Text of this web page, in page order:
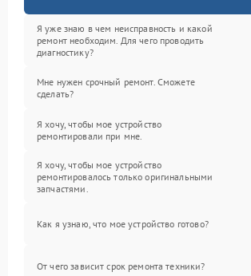
Я уже знаю в чем неисправность и какой
ремонт необходим. Для чего проводить
диагностику?
Мне нужен срочный ремонт. Сможете
сделать?
Я хочу, чтобы мое устройство
ремонтировали при мне.
Я хочу, чтобы мое устройство
ремонтировалось только оригинальными
запчастями.
Как я узнаю, что мое устройство готово?
От чего зависит срок ремонта техники?